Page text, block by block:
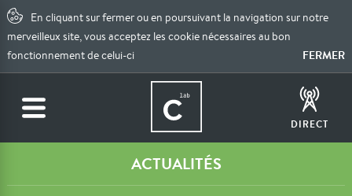
En cliquant sur fermer ou en poursuivant la navigation sur notre
merveilleux site, vous acceptez les cookie nécessaires au bon
fonctionnement de celui-ci
FERMER
DIRECT
ACTUALITÉS